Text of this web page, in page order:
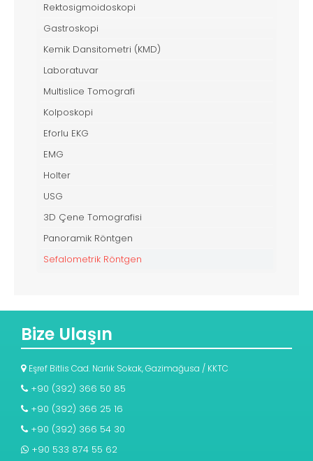
Rektosigmoidoskopi
Gastroskopi
Kemik Dansitometri (KMD)
Laboratuvar
Multislice Tomografi
Kolposkopi
Eforlu EKG
EMG
Holter
USG
3D Çene Tomografisi
Panoramik Röntgen
Sefalometrik Röntgen
Bize Ulaşın
Eşref Bitlis Cad. Narlık Sokak, Gazimağusa / KKTC
+90 (392) 366 50 85
+90 (392) 366 25 16
+90 (392) 366 54 30
+90 533 874 55 62